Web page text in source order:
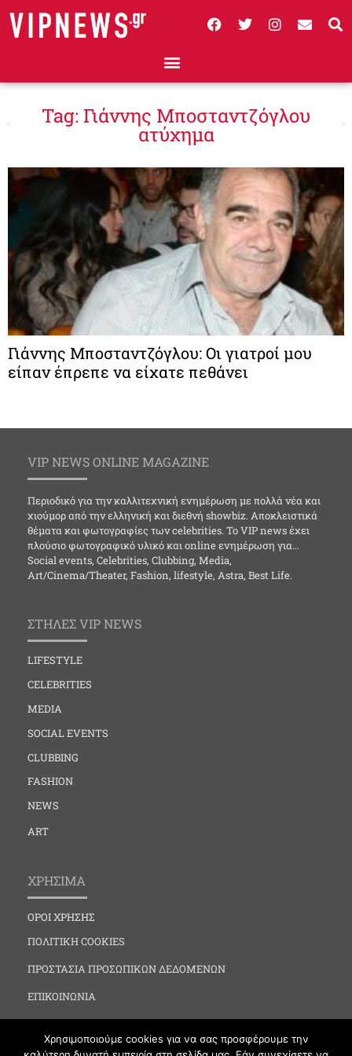
Tag: Γιάννης Μποσταντζόγλου
ατύχημα
Γιάννης Μποσταντζόγλου: Οι γιατροί μου
είπαν έπρεπε να είχατε πεθάνει
VIP NEWS ONLINE MAGAZINE
Περιοδικό για την καλλιτεχνική ενημέρωση με πολλά νέα και
χιούμορ από την ελληνική και διεθνή showbiz. Αποκλειστικά
θέματα και φωτογραφίες των celebrities. Το VIP news έχει
πλούσιο φωτογραφικό υλικό και online ενημέρωση για…
Social events, Celebrities, Clubbing, Media,
Art/Cinema/Theater, Fashion, lifestyle, Astra, Best Life.
ΣΤΗΛΕΣ VIP NEWS
LIFESTYLE
CELEBRITIES
MEDIA
SOCIAL EVENTS
CLUBBING
FASHION
NEWS
ART
ΧΡΗΣΙΜΑ
ΟΡΟΙ ΧΡΗΣΗΣ
ΠΟΛΙΤΙΚΗ COOKIES
ΠΡΟΣΤΑΣΙΑ ΠΡΟΣΩΠΙΚΩΝ ΔΕΔΟΜΕΝΩΝ
ΕΠΙΚΟΙΝΩΝΙΑ
Χρησιμοποιούμε cookies για να σας προσφέρουμε την